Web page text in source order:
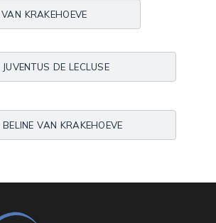
VAN KRAKEHOEVE
JUVENTUS DE LECLUSE
BELINE VAN KRAKEHOEVE